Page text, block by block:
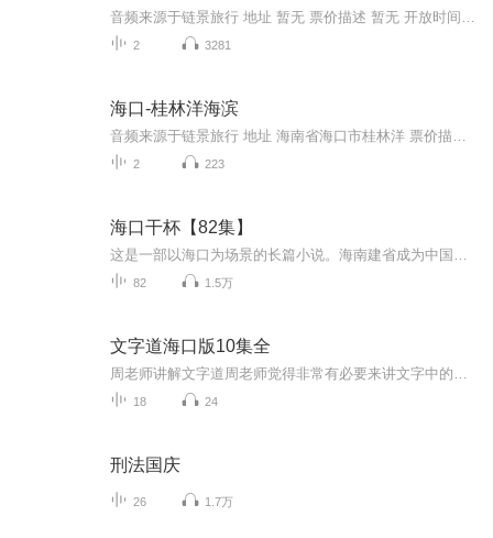
2 3281
海口-桂林洋海滨
2 223
海口干杯【82集】
82 1.5万
文字道海口版10集全
18 24
刑法国庆
26 1.7万